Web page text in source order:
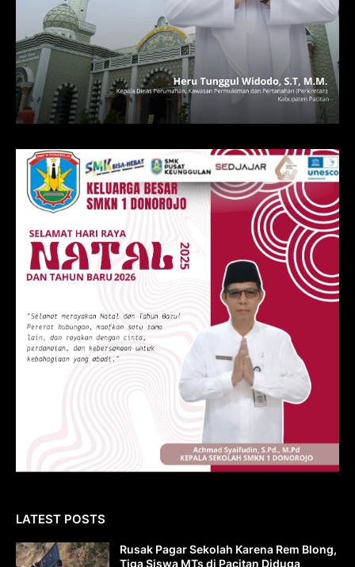
LATEST POSTS
Rusak Pagar Sekolah Karena Rem Blong,
Tiga Siswa MTs di Pacitan Diduga